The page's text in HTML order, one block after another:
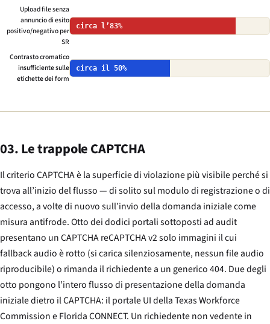
Upload file senza
annuncio di esito
positivo/negativo per
SR
circa l’83%
Contrasto cromatico
insufficiente sulle
etichette dei form
circa il 50%
03. Le trappole CAPTCHA
Il criterio CAPTCHA è la superficie di violazione più visibile perché si
trova all’inizio del flusso — di solito sul modulo di registrazione o di
accesso, a volte di nuovo sull’invio della domanda iniziale come
misura antifrode. Otto dei dodici portali sottoposti ad audit
presentano un CAPTCHA reCAPTCHA v2 solo immagini il cui
fallback audio è rotto (si carica silenziosamente, nessun file audio
riproducibile) o rimanda il richiedente a un generico 404. Due degli
otto pongono l’intero flusso di presentazione della domanda
iniziale dietro il CAPTCHA: il portale UI della Texas Workforce
Commission e Florida CONNECT. Un richiedente non vedente in